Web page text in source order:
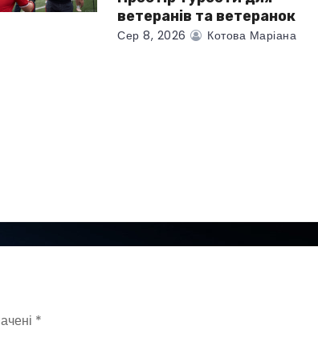
ветеранів та ветеранок
Сер 8, 2026 Котова Маріана
*